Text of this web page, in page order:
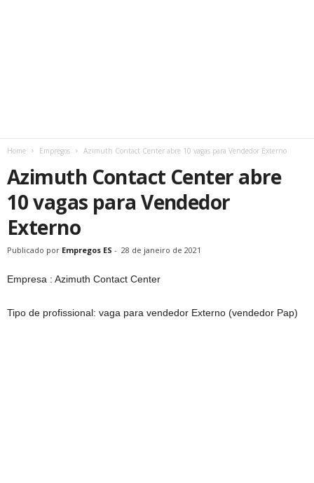
Home Empregos Azimuth Contact Center abre 10 vagas para Vendedor Externo
Azimuth Contact Center abre
10 vagas para Vendedor
Externo
Publicado por Empregos ES - 28 de janeiro de 2021
Empresa : Azimuth Contact Center
Tipo de profissional: vaga para vendedor Externo (vendedor Pap)